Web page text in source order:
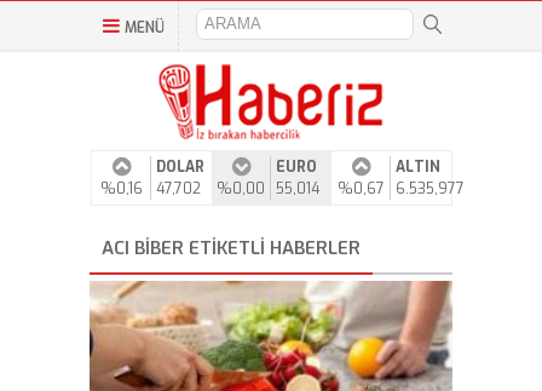
MENÜ
%0,16
DOLAR
47,702
%0,00
EURO
55,014
%0,67
ALTIN
6.535,977
ACI BIBER ETIKETLI HABERLER